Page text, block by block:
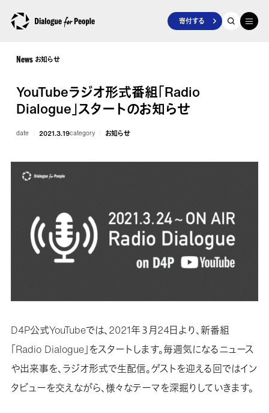
寄付する
News お知らせ
YouTubeラジオ形式番組「Radio
Dialogue」スタートのお知らせ
date 2021.3.19category お知らせ
D4P公式YouTubeでは、2021年３月24日より、新番組
「Radio Dialogue」をスタートします。毎週気になるニュース
や出来事を、ラジオ形式で生配信。ゲストを迎える回ではイン
タビューを交えながら、様々なテーマを深掘りしていきます。